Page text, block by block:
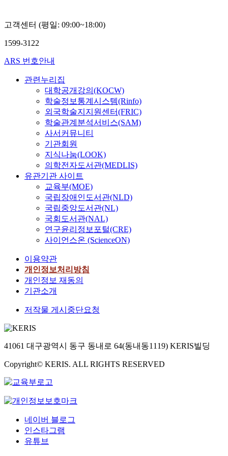
고객센터 (평일: 09:00~18:00)
1599-3122
ARS 번호안내
관련누리집
대학공개강의(KOCW)
학술정보통계시스템(Rinfo)
외국학술지지원센터(FRIC)
학술관계분석서비스(SAM)
사서커뮤니티
기관회원
지식나눔(LOOK)
의학전자도서관(MEDLIS)
유관기관 사이트
교육부(MOE)
국립장애인도서관(NLD)
국립중앙도서관(NL)
국회도서관(NAL)
연구윤리정보포털(CRE)
사이언스온 (ScienceON)
이용약관
개인정보처리방침
개인정보 재동의
기관소개
저작물 게시중단요청
41061 대구광역시 동구 동내로 64(동내동1119) KERIS빌딩
Copyright© KERIS. ALL RIGHTS RESERVED
네이버 블로그
인스타그램
유튜브